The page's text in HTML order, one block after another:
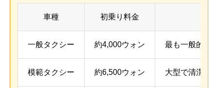
車種 初乗り料金
一般タクシー 約4,000ウォン 最も一般的、
模範タクシー 約6,500ウォン 大型で清潔、